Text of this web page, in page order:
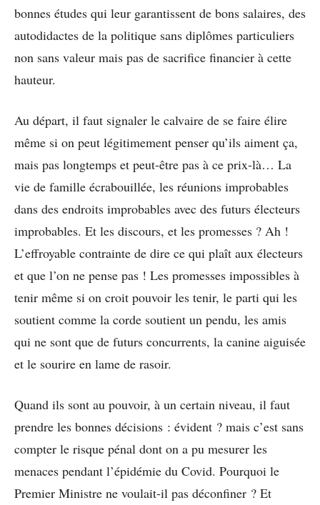
bonnes études qui leur garantissent de bons salaires, des
autodidactes de la politique sans diplômes particuliers
non sans valeur mais pas de sacrifice financier à cette
hauteur.
Au départ, il faut signaler le calvaire de se faire élire
même si on peut légitimement penser qu’ils aiment ça,
mais pas longtemps et peut-être pas à ce prix-là… La
vie de famille écrabouillée, les réunions improbables
dans des endroits improbables avec des futurs électeurs
improbables. Et les discours, et les promesses ? Ah !
L’effroyable contrainte de dire ce qui plaît aux électeurs
et que l’on ne pense pas ! Les promesses impossibles à
tenir même si on croit pouvoir les tenir, le parti qui les
soutient comme la corde soutient un pendu, les amis
qui ne sont que de futurs concurrents, la canine aiguisée
et le sourire en lame de rasoir.
Quand ils sont au pouvoir, à un certain niveau, il faut
prendre les bonnes décisions : évident ? mais c’est sans
compter le risque pénal dont on a pu mesurer les
menaces pendant l’épidémie du Covid. Pourquoi le
Premier Ministre ne voulait-il pas déconfiner ? Et